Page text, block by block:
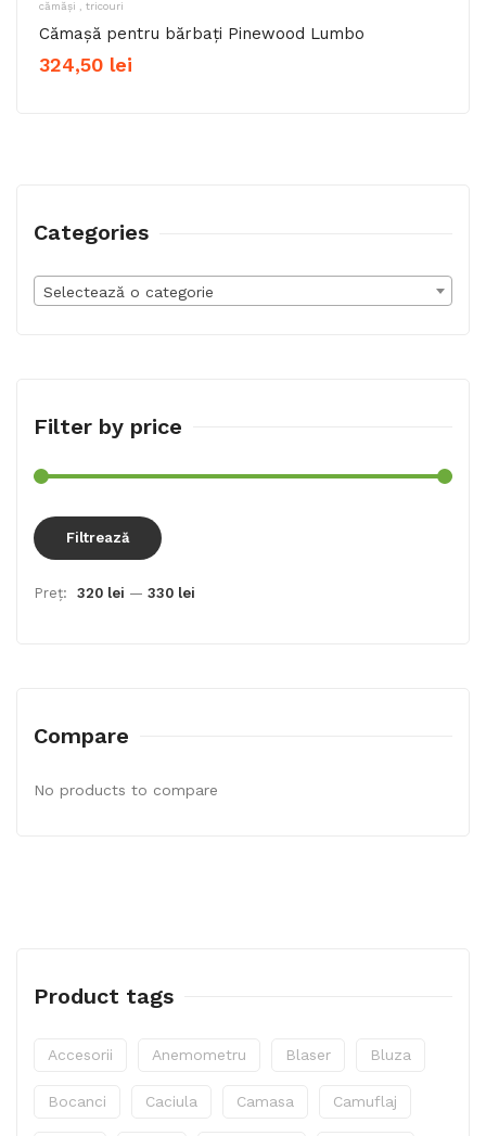
cămăși , tricouri
Cămașă pentru bărbați Pinewood Lumbo
324,50 lei
Categories
Selectează o categorie
Filter by price
Filtrează
Preț: 320 lei — 330 lei
Compare
No products to compare
Product tags
Accesorii Anemometru Blaser Bluza
Bocanci Caciula Camasa Camuflaj